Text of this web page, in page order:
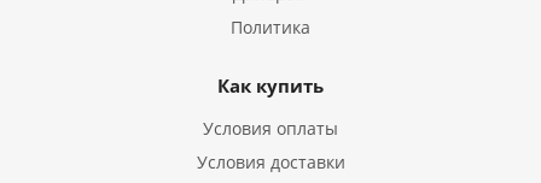
Политика
Как купить
Условия оплаты
Условия доставки